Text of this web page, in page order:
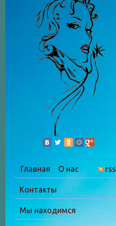
Главная О нас rss
Контакты
Мы находимся